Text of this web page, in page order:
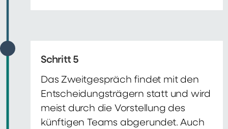
Schritt 5
Das Zweitgespräch findet mit den
Entscheidungsträgern statt und wird
meist durch die Vorstellung des
künftigen Teams abgerundet. Auch